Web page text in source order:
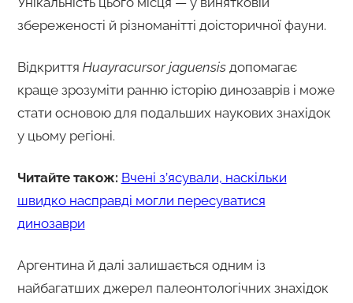
збереженості й різноманітті доісторичної фауни.
Відкриття Huayracursor jaguensisдопомагає
краще зрозуміти ранню історію динозаврів і може
стати основою для подальших наукових знахідок
у цьому регіоні.
Читайте також: Вчені з’ясували, наскільки
швидко насправді могли пересуватися
динозаври
Аргентина й далі залишається одним із
найбагатших джерел палеонтологічних знахідок